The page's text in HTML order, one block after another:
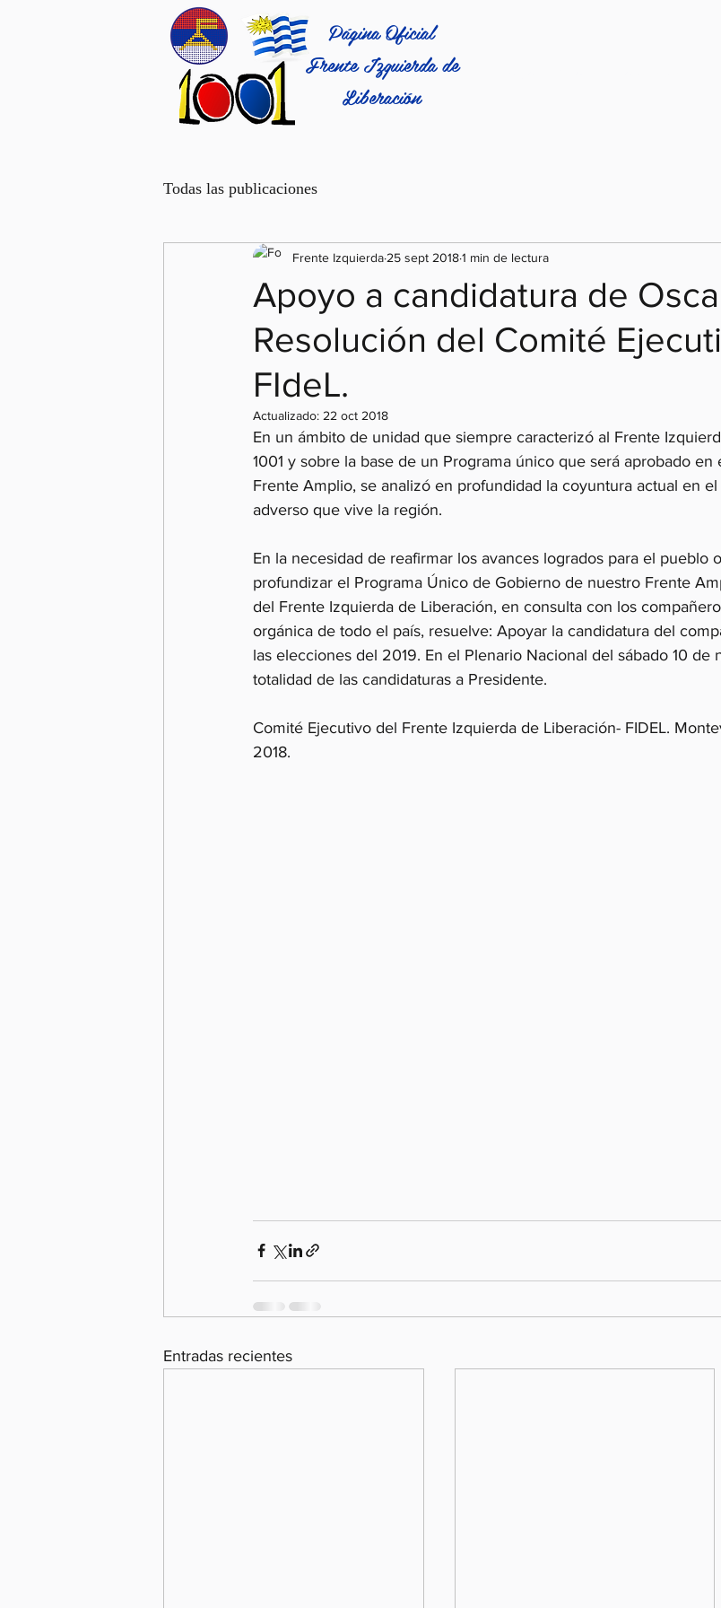
Página Oficial
Frente Izquierda de
Liberación
Todas las publicaciones
Apoyo a candidatura de
Resolución del Comité
FIdeL.
Frente Izquierda 25 sept 20181 min de lectura
Actualizado: 22 oct 2018
En un ámbito de unidad que siempre caracterizó al Frente
1001 y sobre la base de un Programa único que será aprobado
Frente Amplio, se analizó en profundidad la coyuntura actual en
adverso que vive la región.
En la necesidad de reafirmar los avances logrados para el pueblo
profundizar el Programa Único de Gobierno de nuestro Frente
del Frente Izquierda de Liberación, en consulta con los
orgánica de todo el país, resuelve: Apoyar la candidatura del
las elecciones del 2019. En el Plenario Nacional del sábado 10 de
totalidad de las candidaturas a Presidente.
Comité Ejecutivo del Frente Izquierda de Liberación- FIDEL.
2018.
Entradas recientes